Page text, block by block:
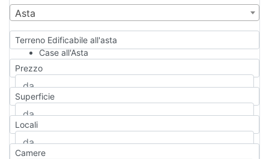
Asta
Terreno Edificabile all'asta
Case all'Asta
Qualsiasi
Appartamento
Casa indipendente
Casa Semi-indipendente
Attico/Mansarda
Rustico/Casale
Prezzo
Superficie
Locali
Camere